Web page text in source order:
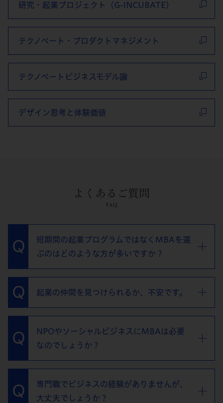
研究・起業プロジェクト（G-INCUBATE）
テクノベート・プロダクトマネジメント
テクノベートビジネスモデル論
デザイン思考と体験価値
よくあるご質問
FAQ
短期間の起業プログラムではなくMBAを選
ぶのはどのような方が多いですか？
起業の仲間を見つけられるか、不安です。
NPOやソーシャルビジネスにMBAは必要
なのでしょうか？
専門職でビジネスの経験がありませんが、
大丈夫でしょうか？